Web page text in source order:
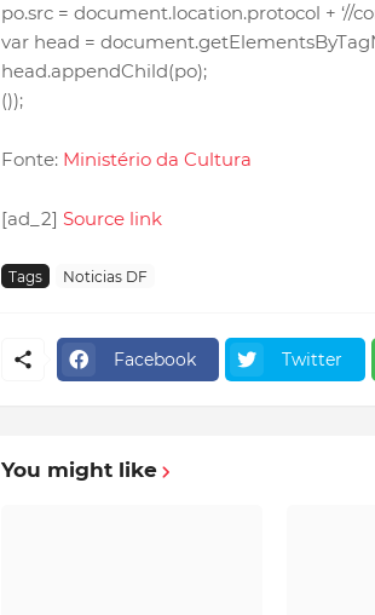
po.src = document.location.protocol + ‘//
var head =
head.appendChild(po);
());
Fonte: Ministério da Cultura
[ad_2] Source link
Tags Noticias DF
Facebook Twitter
You might like